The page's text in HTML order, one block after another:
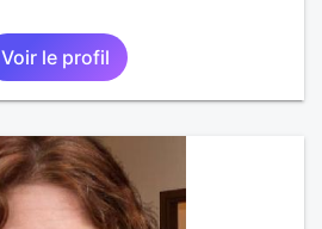
Voir le profil